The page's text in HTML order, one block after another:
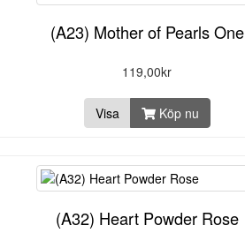
(A23) Mother of Pearls One
119,00kr
Visa Köp nu
(A32) Heart Powder Rose